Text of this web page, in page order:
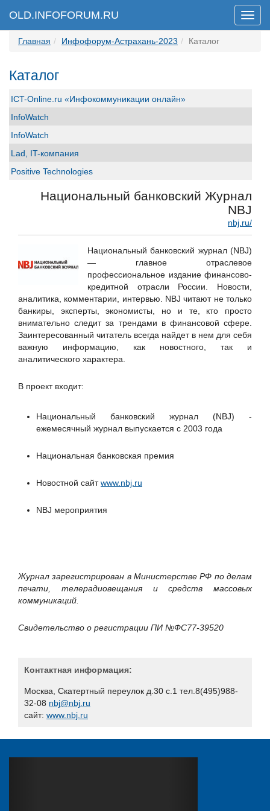
Меню
OLD.INFOFORUM.RU
Главная Инфофорум-Астрахань-2023 Каталог
Каталог
ICT-Online.ru «Инфокоммуникации онлайн»
InfoWatch
InfoWatch
Lad, IT-компания
Positive Technologies
безопасности (АПТСБ)
Журнал "СONNECT. Мир информационных технологий"
Инженер и промышленник сегодня, журнал
Интернет портал ISO27000.RU
ИнфоТеКС
КИБЕР МЕДИА
Код Безопасности
Конфидент, ГК
Национальный банковский Журнал NBJ
Фродекс
Национальный банковский Журнал
NBJ
nbj.ru/
Национальный банковский журнал (NBJ)
— главное отраслевое
профессиональное издание финансово-
кредитной отрасли России. Новости,
аналитика, комментарии, интервью. NBJ читают не только
банкиры, эксперты, экономисты, но и те, кто просто
внимательно следит за трендами в финансовой сфере.
Заинтересованный читатель всегда найдет в нем для себя
важную информацию, как новостного, так и
аналитического характера.
В проект входит:
Национальный банковский журнал (NBJ) -
ежемесячный журнал выпускается с 2003 года
Национальная банковская премия
Новостной сайтwww.nbj.ru
NBJ мероприятия
Журнал зарегистрирован в Министерстве РФ по делам
печати, телерадиовещания и средств массовых
коммуникаций.
Свидетельство о регистрации ПИ №ФС77-39520
Контактная информация:
Москва, Скатертный переулок д.30 с.1 тел.8(495)988-
32-08 nbj@nbj ru
сайт: www.nbj.ru